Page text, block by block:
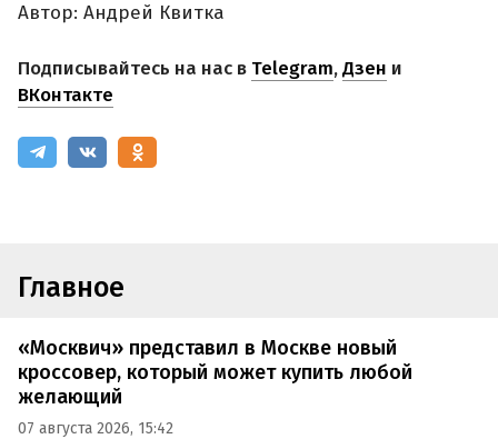
Автор: Андрей Квитка
Подписывайтесь на нас в Telegram,Дзен и
ВКонтакте
Главное
«Москвич» представил в Москве новый
кроссовер, который может купить любой
желающий
07 августа 2026, 15:42